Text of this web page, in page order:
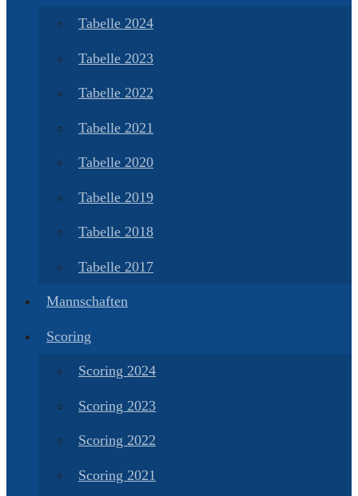
Tabelle 2024
Tabelle 2023
Tabelle 2022
Tabelle 2021
Tabelle 2020
Tabelle 2019
Tabelle 2018
Tabelle 2017
Mannschaften
Scoring
Scoring 2024
Scoring 2023
Scoring 2022
Scoring 2021